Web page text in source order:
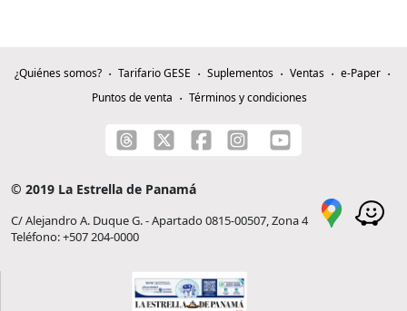
¿Quiénes somos? Tarifario GESE Suplementos Ventas
e-Paper
Puntos de venta
Términos y condiciones
© 2019 La Estrella de Panamá
C/ Alejandro A. Duque G. - Apartado 0815-00507, Zona 4
Teléfono: +507 204-0000